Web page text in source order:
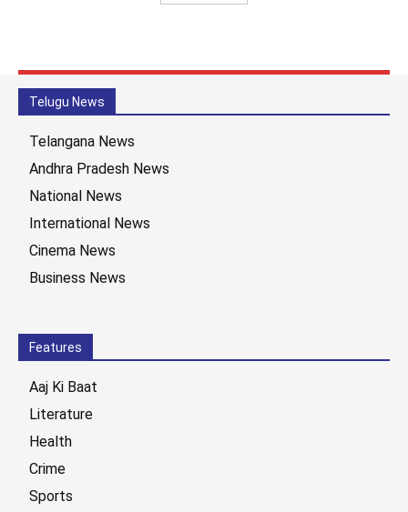
Telugu News
Telangana News
Andhra Pradesh News
National News
International News
Cinema News
Business News
Features
Aaj Ki Baat
Literature
Health
Crime
Sports